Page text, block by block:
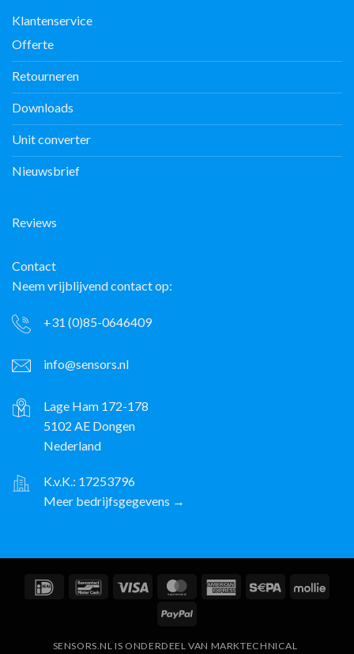
Klantenservice
Offerte
Retourneren
Downloads
Unit converter
Nieuwsbrief
Reviews
Contact
Neem vrijblijvend contact op:
+31 (0)85-0646409
info@sensors.nl
Lage Ham 172-178
5102 AE Dongen
Nederland
K.v.K.: 17253796
Meer bedrijfsgegevens →
IDeal BancontactVisa MasterCardAmerican Sepa Mollie
PayPal
SENSORS.NL IS ONDERDEEL VAN MARKTECHNICAL